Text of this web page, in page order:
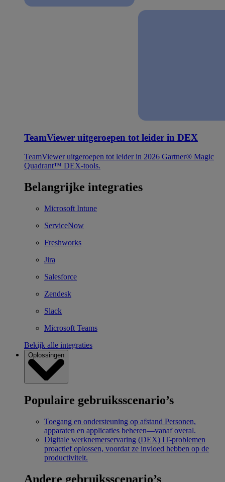
TeamViewer uitgeroepen tot leider in DEX
TeamViewer uitgeroepen tot leider in 2026 Gartner® Magic
Quadrant™ DEX-tools.
Belangrijke integraties
Microsoft Intune
ServiceNow
Freshworks
Jira
Salesforce
Zendesk
Slack
Microsoft Teams
Bekijk alle integraties
Oplossingen
Populaire gebruiksscenario’s
Toegang en ondersteuning op afstand Personen,
apparaten en applicaties beheren—vanaf overal.
Digitale werknemerservaring (DEX) IT-problemen
proactief oplossen, voordat ze invloed hebben op de
productiviteit.
Andere gebruiksscenario’s